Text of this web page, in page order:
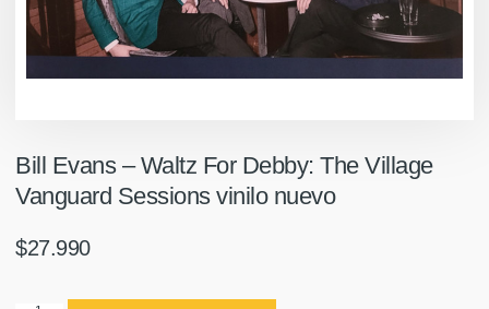
Bill Evans – Waltz For Debby: The Village
Vanguard Sessions vinilo nuevo
$27.990